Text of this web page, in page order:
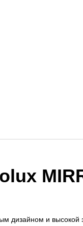
дизайном и